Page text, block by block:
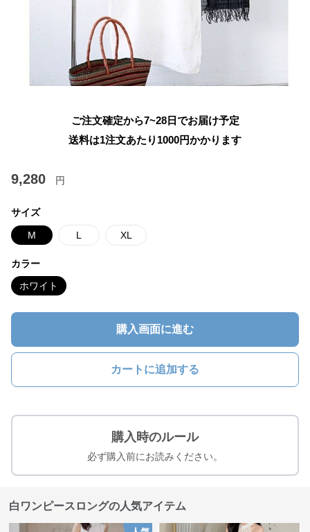
ご注文確定から7~28日でお届け予定
送料は1注文あたり 1000円かかります
9,280 円
サイズ
M L XL
カラー
ホワイト
購入画面に進む
カートに追加する
購入時のルール
必ず購入前にお読みください。
白ワンピースロングの人気アイテム